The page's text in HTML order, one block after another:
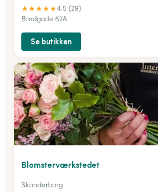
★★★★★4.5 (29)
Bredgade 62A
Se butikken
Blomsterværkstedet
Skanderborg